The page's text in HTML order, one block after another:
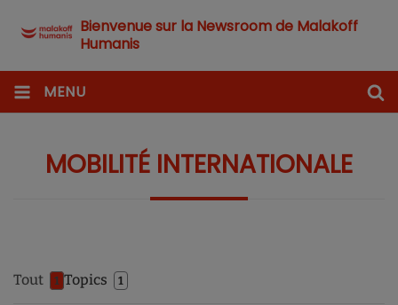
Bienvenue sur la Newsroom de Malakoff
Humanis
MENU
MOBILITÉ INTERNATIONALE
Tout 1 Topics 1